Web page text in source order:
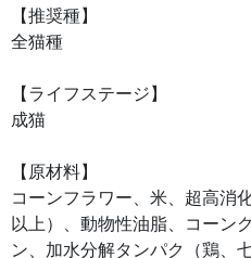
【推奨種】
全猫種
【ライフステージ】
成猫
【原材料】
コーンフラワー、米、超高消
以上）、動物性油脂、コーン
ン、加水分解タンパク（鶏、